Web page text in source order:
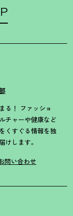
る！ ファッショ
チャーや健康など
くすぐる情報を独
けします。
問い合わせ